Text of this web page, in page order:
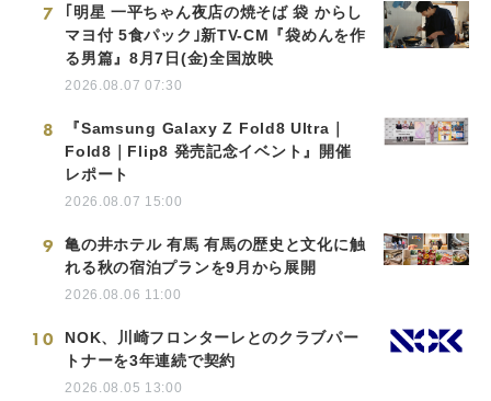
7
｢明星 一平ちゃん夜店の焼そば 袋 からし
マヨ付 5食パック｣新TV-CM『袋めんを作
る男篇』8月7日(金)全国放映
2026.08.07 07:30
8
『Samsung Galaxy Z Fold8 Ultra｜
Fold8｜Flip8 発売記念イベント』開催
レポート
2026.08.07 15:00
9
亀の井ホテル 有馬 有馬の歴史と文化に触
れる秋の宿泊プランを9月から展開
2026.08.06 11:00
10
NOK、川崎フロンターレとのクラブパー
トナーを3年連続で契約
2026.08.05 13:00